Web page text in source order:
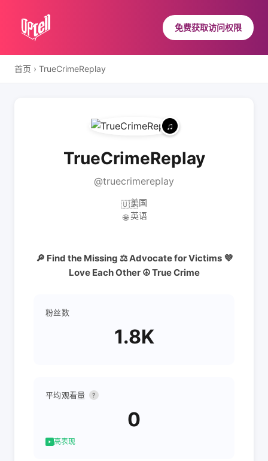
免费获取访问权限
首页 › TrueCrimeReplay
TrueCrimeReplay
@truecrimereplay
🇺🇸美国
🌐 英语
🔎 Find the Missing ⚖️ Advocate for Victims 💜
Love Each Other ☮️ True Crime
粉丝数
1.8K
平均观看量 ?
0
高表现